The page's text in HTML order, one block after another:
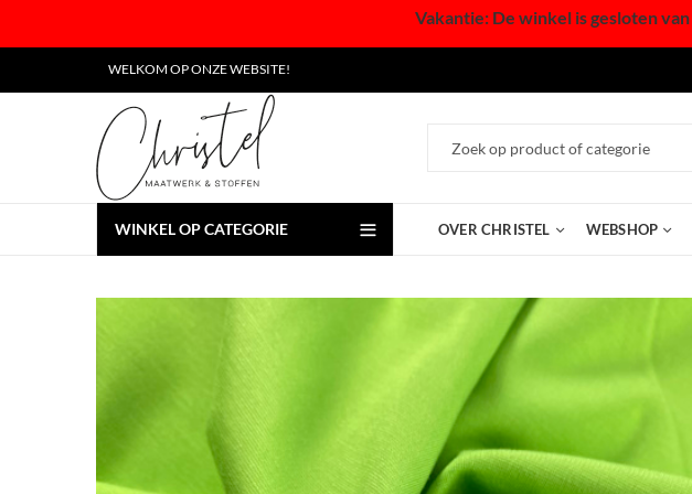
Vakantie: De winkel is gesloten
WELKOM OP ONZE WEBSITE!
WINKEL OP CATEGORIE OVER CHRISTEL WEBSHOP